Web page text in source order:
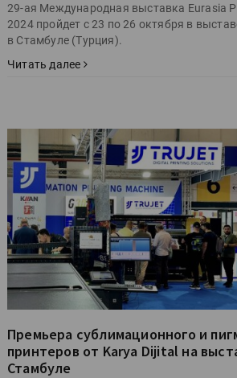
29-ая Международная выставка Eurasia
2024 пройдет с 23 по 26 октября в
в Стамбуле (Турция).
Читать далее
Премьера сублимационного и
принтеров от Karya Dijital на
Стамбуле